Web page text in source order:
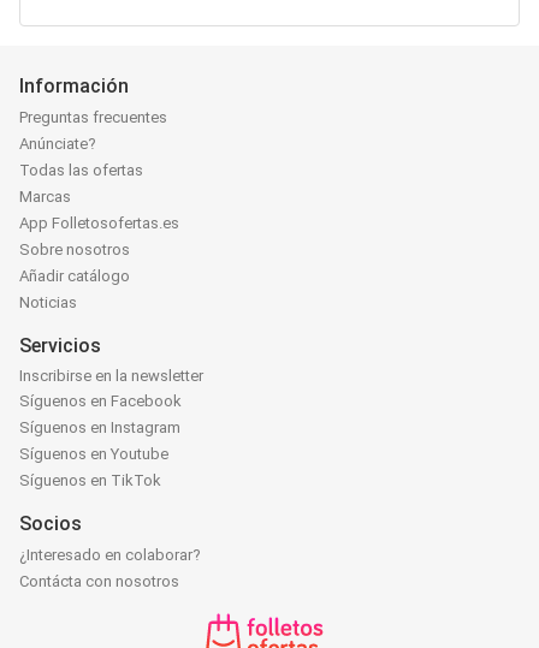
Información
Preguntas frecuentes
Anúnciate?
Todas las ofertas
Marcas
App Folletosofertas.es
Sobre nosotros
Añadir catálogo
Noticias
Servicios
Inscribirse en la newsletter
Síguenos en Facebook
Síguenos en Instagram
Síguenos en Youtube
Síguenos en TikTok
Socios
¿Interesado en colaborar?
Contácta con nosotros